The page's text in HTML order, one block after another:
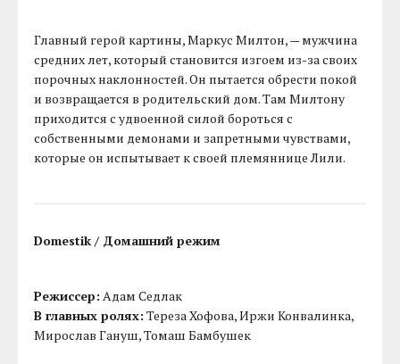
Главный герой картины, Маркус Милтон, — мужчина
средних лет, который становится изгоем из-за своих
порочных наклонностей. Он пытается обрести покой
и возвращается в родительский дом. Там Милтону
приходится с удвоенной силой бороться с
собственными демонами и запретными чувствами,
которые он испытывает к своей племяннице Лили.
Domestik / Домашний режим
Режиссер: Адам Седлак
В главных ролях: Тереза Хофова, Иржи Конвалинка,
Мирослав Гануш, Томаш Бамбушек